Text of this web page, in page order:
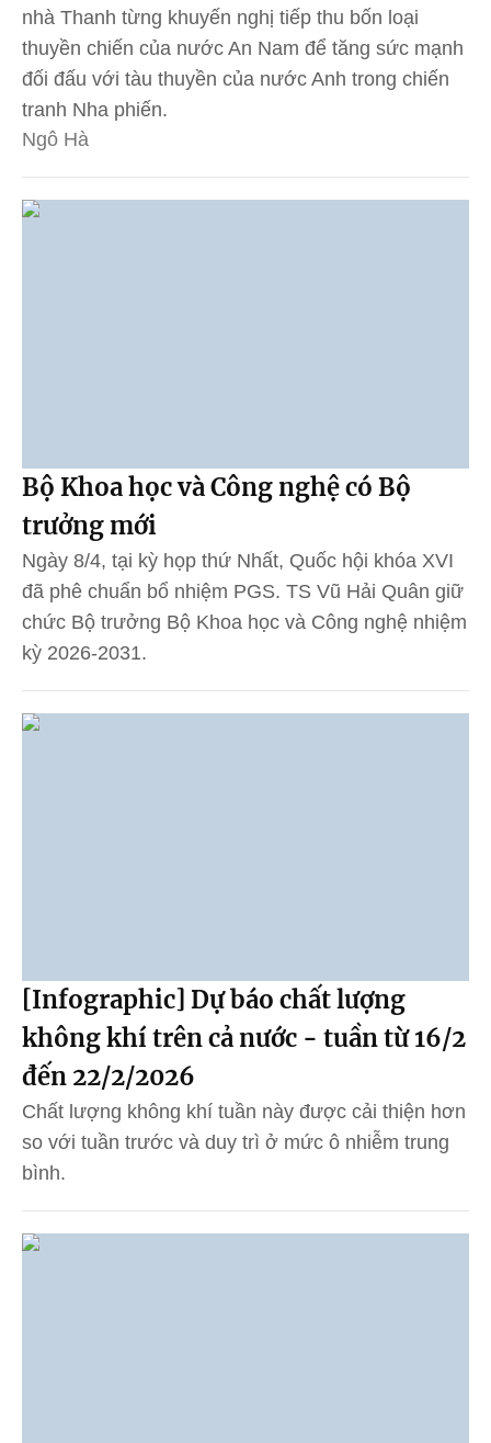
nhà Thanh từng khuyến nghị tiếp thu bốn loại
thuyền chiến của nước An Nam để tăng sức mạnh
đối đấu với tàu thuyền của nước Anh trong chiến
tranh Nha phiến.
Ngô Hà
Bộ Khoa học và Công nghệ có Bộ
trưởng mới
Ngày 8/4, tại kỳ họp thứ Nhất, Quốc hội khóa XVI
đã phê chuẩn bổ nhiệm PGS. TS Vũ Hải Quân giữ
chức Bộ trưởng Bộ Khoa học và Công nghệ nhiệm
kỳ 2026-2031.
[Infographic] Dự báo chất lượng
không khí trên cả nước - tuần từ 16/2
đến 22/2/2026
Chất lượng không khí tuần này được cải thiện hơn
so với tuần trước và duy trì ở mức ô nhiễm trung
bình.